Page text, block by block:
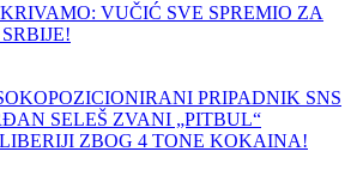
VUČIĆ SVE SPREMIO ZA
PRIPADNIK SNS
SELEŠ ZVANI „PITBUL“
ZBOG 4 TONE KOKAINA!